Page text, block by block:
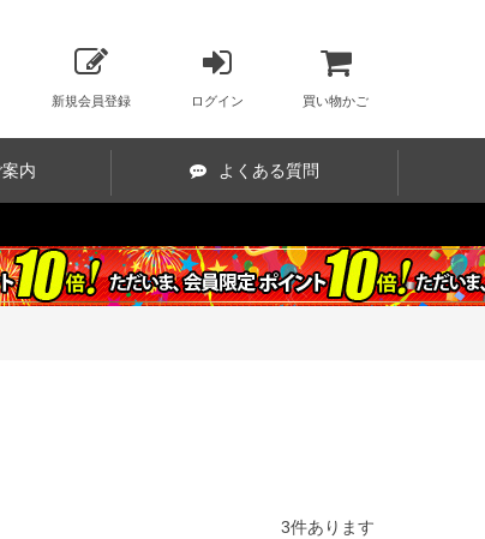
新規会員登録 ログイン 買い物かご
内 よくある質問
3件あります